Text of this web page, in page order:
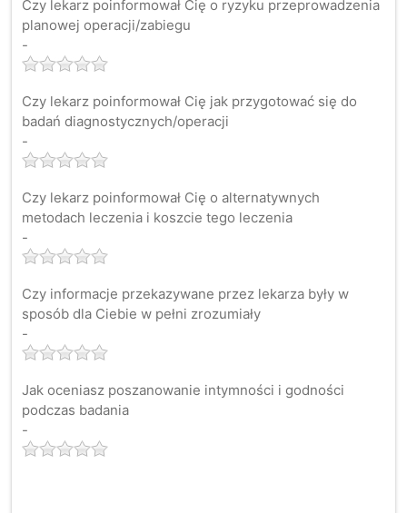
Czy lekarz poinformował Cię o ryzyku przeprowadzenia
planowej operacji/zabiegu
-
Czy lekarz poinformował Cię jak przygotować się do
badań diagnostycznych/operacji
-
Czy lekarz poinformował Cię o alternatywnych
metodach leczenia i koszcie tego leczenia
-
Czy informacje przekazywane przez lekarza były w
sposób dla Ciebie w pełni zrozumiały
-
Jak oceniasz poszanowanie intymności i godności
podczas badania
-